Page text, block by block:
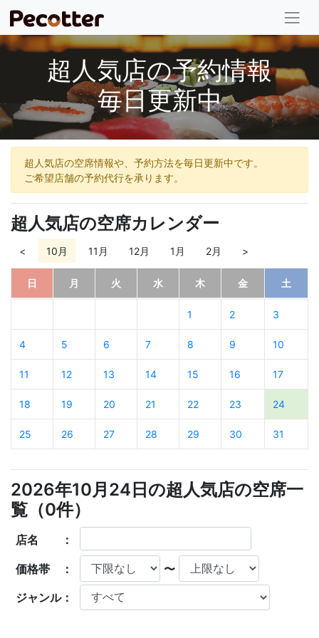
超人気店の予約情報
毎日更新中
超人気店の空席情報や、予約方法を毎日更新中です。
ご希望店舗の予約代行を承ります。
超人気店の空席カレンダー
< 10月 11月 12月 1月 2月 >
日 月 火 水 木 金 土
1 2 3
4 5 6 7 8 9 10
11 12 13 14 15 16 17
18 19 20 21 22 23 24
25 26 27 28 29 30 31
2026年10月24日の超人気店の空席一
覧（0件）
店名 ：
価格帯 ： 〜
ジャンル：